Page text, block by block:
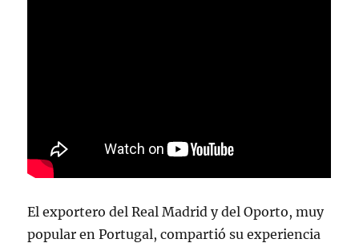
El exportero del Real Madrid y del Oporto, muy
popular en Portugal, compartió su experiencia